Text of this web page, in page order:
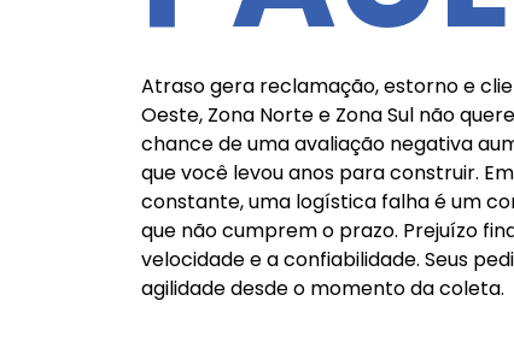
Atraso gera reclamação, estorno e
Oeste, Zona Norte e Zona Sul não
chance de uma avaliação negativa
que você levou anos para construir.
constante, uma logística falha é um
que não cumprem o prazo. Prejuízo
velocidade e a confiabilidade. Seus
agilidade desde o momento da coleta.